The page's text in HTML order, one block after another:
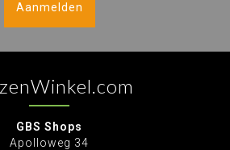
Aanmelden
GBS Shops
Apolloweg 34